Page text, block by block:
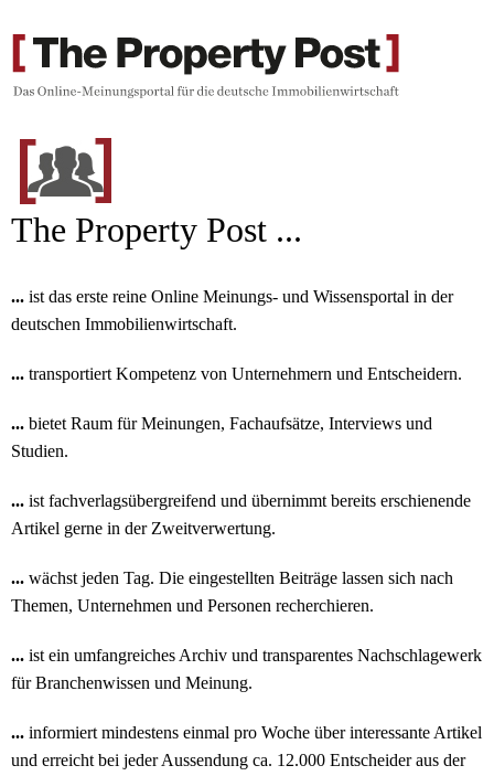
The Property Post ...
... ist das erste reine Online Meinungs- und Wissensportal in der
deutschen Immobilienwirtschaft.
... transportiert Kompetenz von Unternehmern und Entscheidern.
... bietet Raum für Meinungen, Fachaufsätze, Interviews und
Studien.
... ist fachverlagsübergreifend und übernimmt bereits erschienende
Artikel gerne in der Zweitverwertung.
... wächst jeden Tag. Die eingestellten Beiträge lassen sich nach
Themen, Unternehmen und Personen recherchieren.
... ist ein umfangreiches Archiv und transparentes Nachschlagewerk
für Branchenwissen und Meinung.
... informiert mindestens einmal pro Woche über interessante Artikel
und erreicht bei jeder Aussendung ca. 12.000 Entscheider aus der